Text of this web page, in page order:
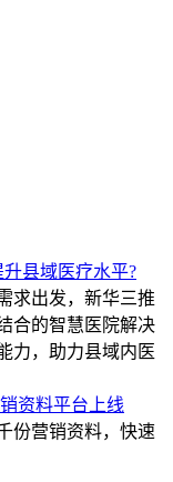
县域医疗水平?
求出发，新华三推
合的智慧医院解决
力，助力县域内医
资料平台上线
份营销资料，快速